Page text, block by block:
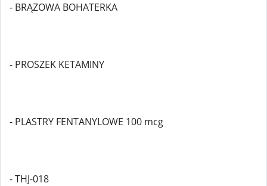
- BRĄZOWA BOHATERKA
- PROSZEK KETAMINY
- PLASTRY FENTANYLOWE 100 mcg
- THJ-018